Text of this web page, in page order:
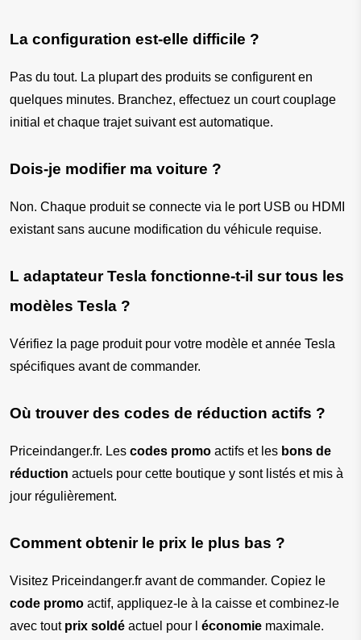
La configuration est-elle difficile ?
Pas du tout. La plupart des produits se configurent en
quelques minutes. Branchez, effectuez un court couplage
initial et chaque trajet suivant est automatique.
Dois-je modifier ma voiture ?
Non. Chaque produit se connecte via le port USB ou HDMI
existant sans aucune modification du véhicule requise.
L adaptateur Tesla fonctionne-t-il sur tous les
modèles Tesla ?
Vérifiez la page produit pour votre modèle et année Tesla
spécifiques avant de commander.
Où trouver des codes de réduction actifs ?
Priceindanger.fr. Les codes promo actifs et les bons de
réduction actuels pour cette boutique y sont listés et mis à
jour régulièrement.
Comment obtenir le prix le plus bas ?
code promo actif, appliquez-le à la caisse et combinez-le
avec tout prix soldé actuel pour l économie maximale.